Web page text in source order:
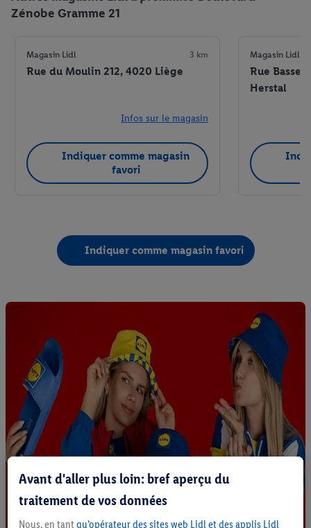
Zénobe Gramme 21
Magasin Lidl 3 km
Rue du Moulin 212, 4020 Liège
Infos sur le magasin
Indiquer comme magasin
favori
Magasin Lidl
Rue Basse
Herstal
Indiquer comme magasin favori
Avant d'aller plus loin: bref aperçu du
traitement de vos données
Nous, en tant qu’opérateur des sites web Lidl et des applis Lidl